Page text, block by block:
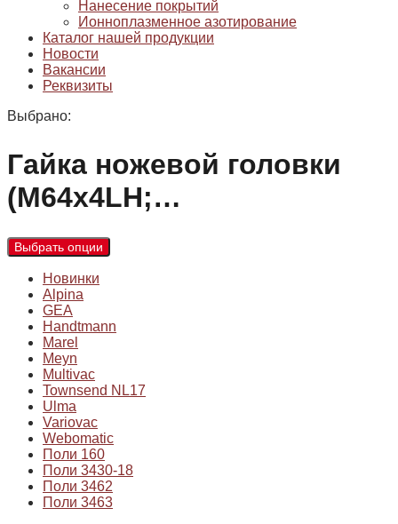
Нанесение покрытий
Ионноплазменное азотирование
Каталог нашей продукции
Новости
Вакансии
Реквизиты
Выбрано:
Гайка ножевой головки
(М64х4LH;…
Выбрать опции
Новинки
Alpina
GEA
Handtmann
Marel
Meyn
Multivac
Townsend NL17
Ulma
Variovac
Webomatic
Поли 160
Поли 3430-18
Поли 3462
Поли 3463